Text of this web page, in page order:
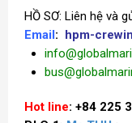
HỒ SƠ: Liên hệ và
Email: hpm-
Hot line: +84 225